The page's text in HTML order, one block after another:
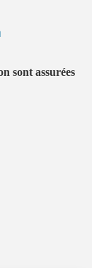
sont assurées